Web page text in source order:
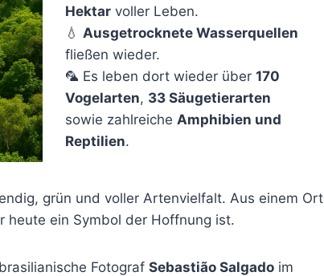
Hektarvoller Leben.
💧 Ausgetrocknete Wasserquellen
fließen wieder.
🦜 Es leben dort wieder über 170
Vogelarten, 33 Säugetierarten
sowie zahlreiche Amphibien und
Reptilien.
grün und voller Artenvielfalt. Aus einem Ort
heute ein Symbol der Hoffnung ist.
Fotograf Sebastião Salgado im